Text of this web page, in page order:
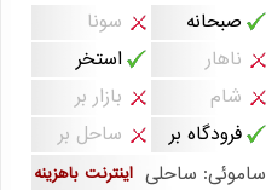
صبحانه
سونا
ناهار
استخر
شام
بازار بر
فرودگاه بر
ساحل بر
اینترنت باهزینه ساموئی: ساحلی